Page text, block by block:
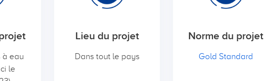
à eau
le
Lieu du projet
Dans tout le pays
Norme du projet
Gold Standard